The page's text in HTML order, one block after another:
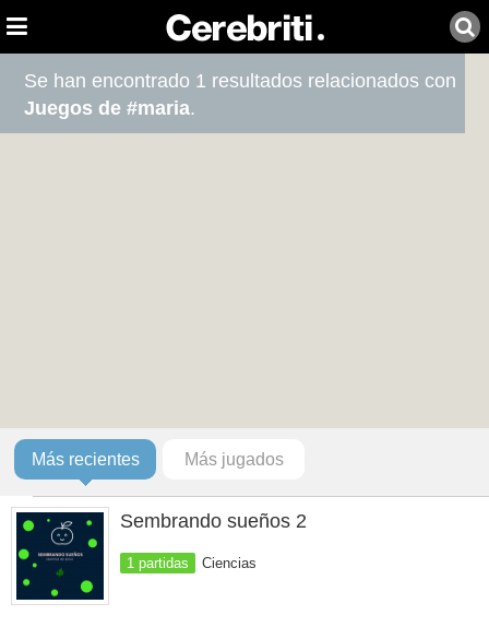
Se han encontrado 1 resultados relacionados con
Juegos de #maria.
Más recientes Más jugados
Sembrando sueños 2
1 partidas Ciencias